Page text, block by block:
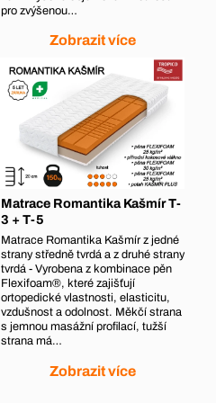
pro zvýšenou…
Zobrazit více
Matrace Romantika Kašmír T-
3 + T-5
Matrace Romantika Kašmír z jedné
strany středně tvrdá a z druhé strany
tvrdá - Vyrobena z kombinace pěn
Flexifoam®, které zajišťují
ortopedické vlastnosti, elasticitu,
vzdušnost a odolnost. Měkčí strana
s jemnou masážní profilací, tužší
strana má…
Zobrazit více